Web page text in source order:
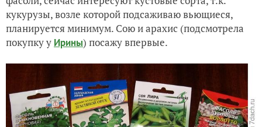
кукурузы, возле которой подсаживаю вьющиеся,
планируется минимум. Сою и арахис (подсмотрела
покупку у Ирины) посажу впервые.